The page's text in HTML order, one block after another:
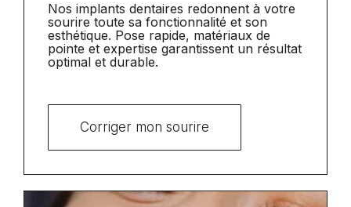
Nos implants dentaires redonnent à votre
sourire toute sa fonctionnalité et son
esthétique. Pose rapide, matériaux de
pointe et expertise garantissent un résultat
optimal et durable.
Corriger mon sourire